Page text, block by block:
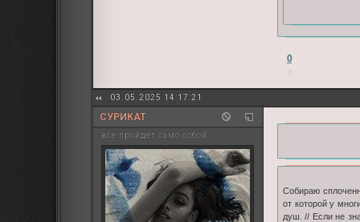
0
03.05.2025 14:17:21
СУРИКАТ
все пройдет само собой
Собираю
от которой у
душ. // Если не